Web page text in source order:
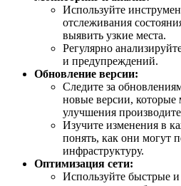
Используйте
отслеживания
выявить узкие места.
Регулярно
и предупреждений.
Обновление версии:
Следите за
новые версии, которые
улучшения
Изучите изменения в
понять, как они могут
инфраструктуру.
Оптимизация сети:
Используйте быстрые